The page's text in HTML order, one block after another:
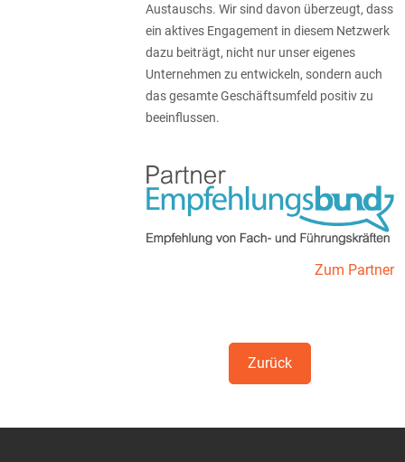
Austauschs. Wir sind davon überzeugt, dass
ein aktives Engagement in diesem Netzwerk
dazu beiträgt, nicht nur unser eigenes
Unternehmen zu entwickeln, sondern auch
das gesamte Geschäftsumfeld positiv zu
beeinflussen.
Zum Partner
Zurück